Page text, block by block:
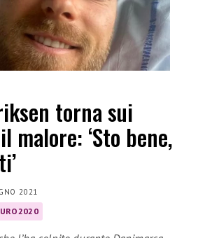
torna sui
malore: ‘Sto bene,
2021